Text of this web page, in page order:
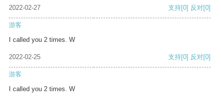
2022-02-27 支持[0] 反对[0]
游客
I called you 2 times. W
2022-02-25 支持[0] 反对[0]
游客
I called you 2 times. W